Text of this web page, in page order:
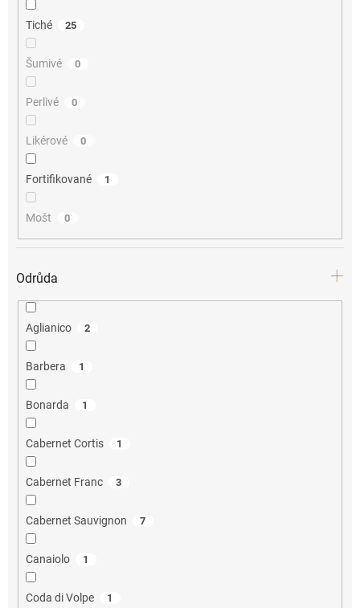
Tiché 25
Šumivé 0
Perlivé 0
Likérové 0
Fortifikované 1
Mošt 0
Odrůda
Aglianico 2
Barbera 1
Bonarda 1
Cabernet Cortis 1
Cabernet Franc 3
Cabernet Sauvignon 7
Canaiolo 1
Coda di Volpe 1